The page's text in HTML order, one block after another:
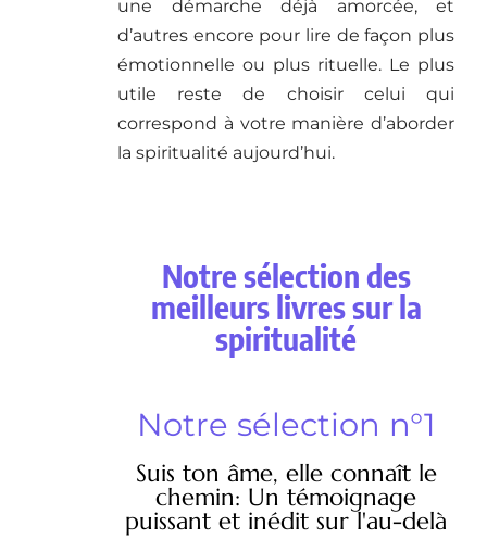
une démarche déjà amorcée, et
d’autres encore pour lire de façon plus
émotionnelle ou plus rituelle. Le plus
utile reste de choisir celui qui
correspond à votre manière d’aborder
la spiritualité aujourd’hui.
Notre sélection des
meilleurs livres sur la
spiritualité
Notre sélection n°1
Suis ton âme, elle connaît le
chemin: Un témoignage
puissant et inédit sur l'au-delà